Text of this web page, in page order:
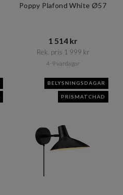
Poppy Plafond White Ø57
1 514 kr​​
Rek. pris 1 999 kr​​
4-9 vardagar
BELYSNINGSDAGAR
PRISMATCHAD